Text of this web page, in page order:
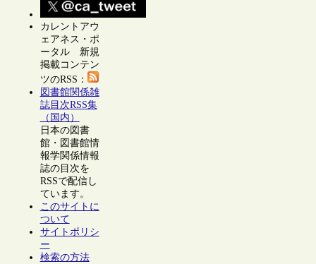
カレントアウ
ェアネス・ポ
ータル 新規
掲載コンテン
ツのRSS：
図書館関係雑
誌目次RSS集
（国内）
日本の図書
館・図書館情
報学関係情報
誌の目次を
RSSで配信し
ています。
このサイトに
ついて
サイトポリシ
ー
検索の方法